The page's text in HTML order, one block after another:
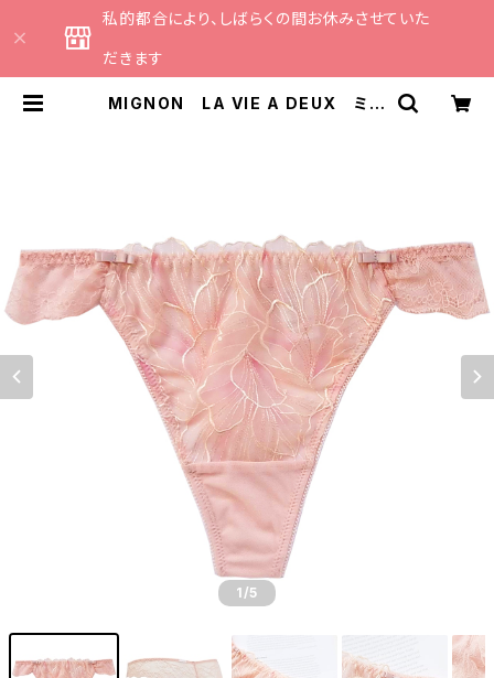
私的都合により、しばらくの間お休みさせていた
だきます
MIGNON LA VIE A DEUX ミニ
1 /5